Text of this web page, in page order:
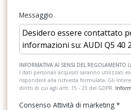
Regolatore di velocità - Cruise Control
Retrovisore interno auto-anabbagliante
Riconoscimento segnali stradali
Sedili abbattibili
Sedili anteriori sportivi
Gruppi ottici posteriori a led
Illuminazione interna a led
Inserti in micrometallic argento
Interfaccia bluetooth
Kit di pronto soccorso, triangolo di
visibilità
Messaggio
INFORMATIVA AI SENSI DEL
I dati personali acquisiti saranno utilizzati
rispondere alla richiesta formulata. Gli
diritti di cui agli artt. 15 - 23 del GDPR.
Consenso Attività di marketing *